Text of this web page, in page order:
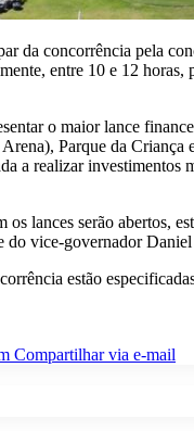
da concorrência pela
entre 10 e 12
o maior lance
Parque da Criança
a realizar
lances serão abertos,
do vice-governador
estão
Compartilhar via e-mail